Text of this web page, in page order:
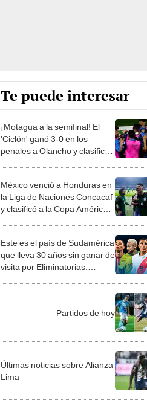
Te puede interesar
¡Motagua a la semifinal! El
'Ciclón' ganó 3-0 en los
penales a Olancho y clasificó
México venció a Honduras en
la Liga de Naciones Concacaf
y clasificó a la Copa América
Este es el país de Sudamérica
que lleva 30 años sin ganar de
visita por Eliminatorias:
Partidos de hoy
Últimas noticias sobre Alianza
Lima